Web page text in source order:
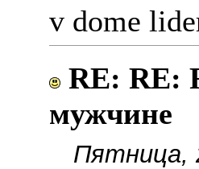
v dome
RE: RE:
мужчине
Пятница,